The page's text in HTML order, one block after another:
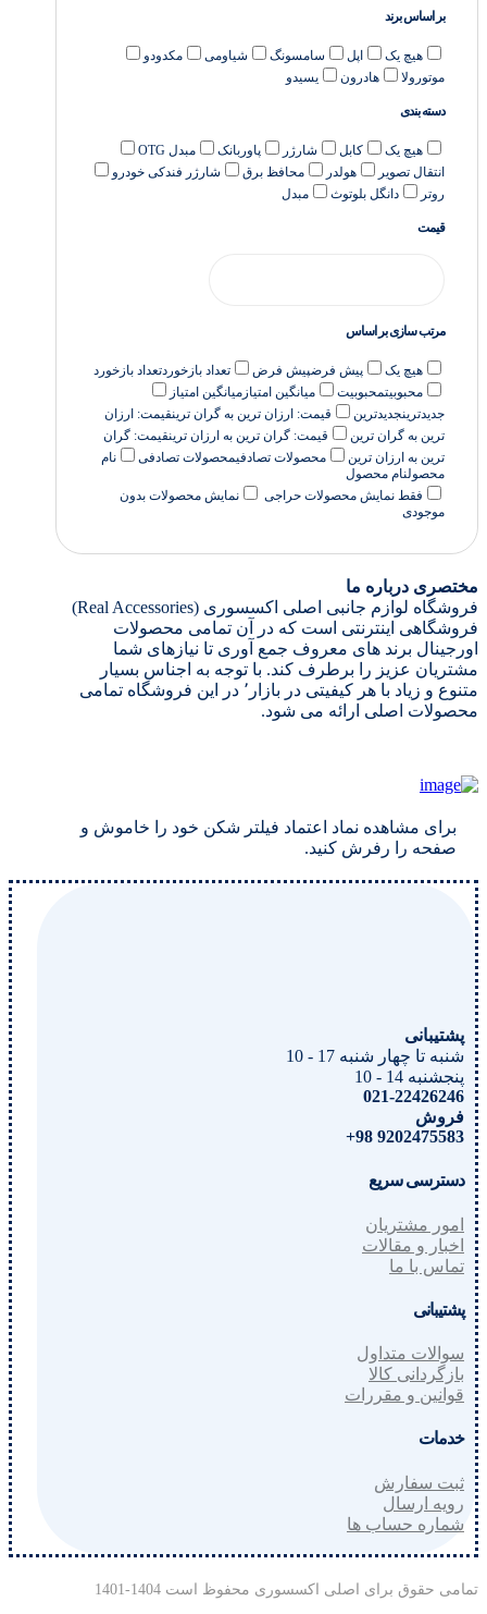
بر اساس برند
هیچ یک اپل سامسونگ شیاومی
مکدودو
موتورولا
هادرون یسیدو
دسته بندی
هیچ یک کابل شارژر پاوربانک
مبدل OTG
انتقال تصویر
هولدر محافظ برق
شارژر فندکی خودرو
روتر
دانگل بلوتوث مبدل
قیمت
مرتب سازی بر اساس
هیچ یک پیش فرضپیش فرض تعداد بازخوردتعداد بازخورد
محبوبیتمحبوبیت میانگین امتیاز میانگین امتیاز
جدیدترینجدیدترین قیمت: ارزان ترین به گران ترینقیمت: ارزان
ترین به گران ترین
قیمت: گران ترین به ارزان ترینقیمت: گران
ترین به ارزان ترین
محصولات تصادفیمحصولات تصادفی
نام
محصولنام محصول
فقط نمایش محصولات حراجی
نمایش محصولات بدون
موجودی
مختصری درباره ما
فروشگاه لوازم جانبی اصلی اکسسوری (Real Accessories)
فروشگاهی اینترنتی است که در آن تمامی محصولات
اورجینال برند های معروف جمع آوری تا نیازهای شما
مشتریان عزیز را برطرف کند. با توجه به اجناس بسیار
متنوع و زیاد با هر کیفیتی در بازار٬ در این فروشگاه تمامی
محصولات اصلی ارائه می شود.
برای مشاهده نماد اعتماد فیلتر شکن خود را خاموش و
صفحه را رفرش کنید.
پشتیبانی
شنبه تا چهار شنبه 17 - 10
پنجشنبه 14 - 10
021-22426246
فروش
9202475583 98+
دسترسی سریع
امور مشتریان
اخبار و مقالات
تماس با ما
پشتیبانی
سوالات متداول
بازگردانی کالا
قوانین و مقررات
خدمات
ثبت سفارش
رویه ارسال
شماره حساب ها
تمامی حقوق برای اصلی اکسسوری محفوظ است 1404-1401